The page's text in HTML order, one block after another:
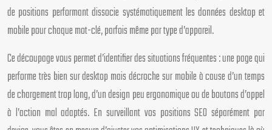
de positions performant dissocie systématiquement les données desktop et
mobile pour chaque mot-clé, parfois même par type d’appareil.
Ce découpage vous permet d’identifier des situations fréquentes : une page qui
performe très bien sur desktop mais décroche sur mobile à cause d’un temps
de chargement trop long, d’un design peu ergonomique ou de boutons d’appel
à l’action mal adaptés. En surveillant vos positions SEO séparément par